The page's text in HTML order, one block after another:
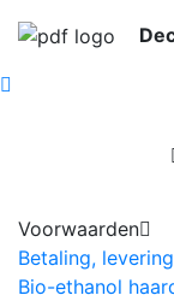
Voorwaarden
Betaling,
Bio-ethanol